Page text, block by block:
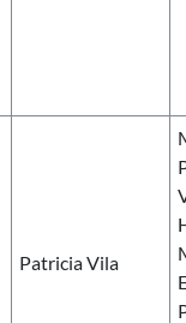
Patricia Vila